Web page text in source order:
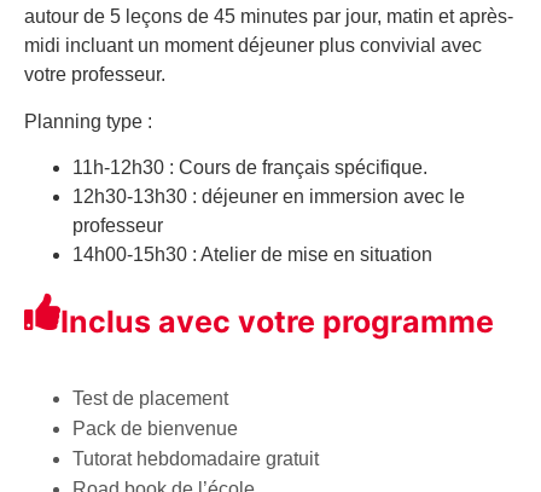
autour de 5 leçons de 45 minutes par jour, matin et après-
midi incluant un moment déjeuner plus convivial avec
votre professeur.
Planning type :
11h-12h30 : Cours de français spécifique.
12h30-13h30 : déjeuner en immersion avec le
professeur
14h00-15h30 : Atelier de mise en situation
Inclus avec votre programme
Test de placement
Pack de bienvenue
Tutorat hebdomadaire gratuit